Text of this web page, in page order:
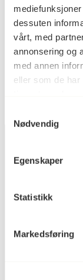
dessuten
vårt, med
annonsering og
med annen
eller som de
Nødvendig
Egenskaper
Statistikk
Markedsføring
Reference